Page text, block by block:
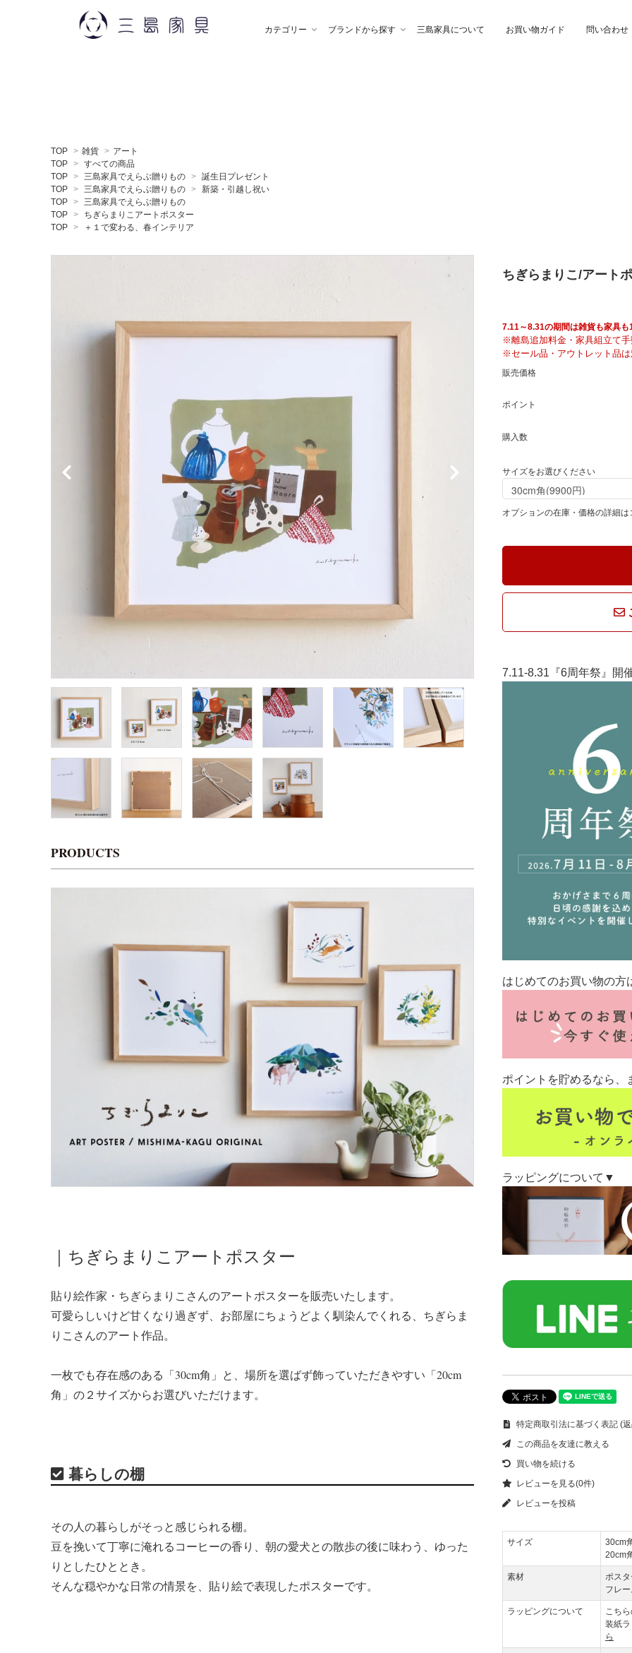
カテゴリー
デスク
ミラー
ブランドから探す
薫玉堂
神藤タオル
BIRDS'WORDS 飛騨産業
松野屋
三島家具について お買い物ガイド 問い合わせ
TOP > 雑貨 > アート
TOP > すべての商品
TOP > 三島家具でえらぶ贈りもの > 誕生日プレゼント
TOP > 三島家具でえらぶ贈りもの > 新築・引越し祝い
TOP > 三島家具でえらぶ贈りもの
TOP >
ちぎらまりこアートポスター
TOP > ＋１で変わる、春インテリア
PRODUCTS
｜ちぎらまりこアートポスター
貼り絵作家・ちぎらまりこさんのアートポスターを販売いたします。
可愛らしいけど甘くなり過ぎず、お部屋にちょうどよく馴染んでくれる、ちぎらま
りこさんのアート作品。
一枚でも存在感のある「30cm角」と、場所を選ばず飾っていただきやすい「20cm
角」の２サイズからお選びいただけます。
暮らしの棚
その人の暮らしがそっと感じられる棚。
豆を挽いて丁寧に淹れるコーヒーの香り、朝の愛犬との散歩の後に味わう、ゆった
りとしたひととき。
そんな穏やかな日常の情景を、貼り絵で表現したポスターです。
ちぎらまりこ/アート
7.11～8.31の期間は雑貨も家具
※離島追加料金・家具組立て
※セール品・アウトレット品
販売価格
ポイント
購入数
サイズをお選びください
オプションの在庫・価格の詳細は
7.11-8.31『6周年祭』開
はじめてのお買い物の
ポイントを貯めるなら
ラッピングについて▼
特定商取引法に基づく表記 (
この商品を友達に教える
買い物を続ける
レビューを見る(0件)
レビューを投稿
サイズ
30cm
20cm
素材
ポス
フレ
ラッピングについて
こち
装紙
ら